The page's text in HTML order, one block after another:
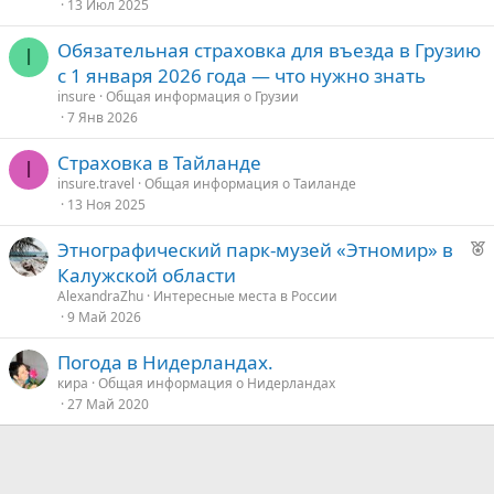
13 Июл 2025
I
Обязательная страховка для въезда в Грузию
с 1 января 2026 года — что нужно знать
insure Общая информация о Грузии
7 Янв 2026
I Страховка в Тайланде
insure.travel Общая информация о Таиланде
13 Ноя 2025
Р
у
Этнографический парк-музей «Этномир» в
Калужской области
AlexandraZhu Интересные места в России
9 Май 2026
Погода в Нидерландах.
кира Общая информация о Нидерландах
27 Май 2020